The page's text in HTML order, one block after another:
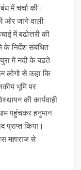
में चर्चा की।
ओर जाने वाली
में बढोत्तरी की
के निर्देश संबंधित
में नदी के बढते
लोगो से कहा कि
भूमि पर
की कार्यवाही
पहुंचकर हनुमान
प्राप्त किया।
महाराज से